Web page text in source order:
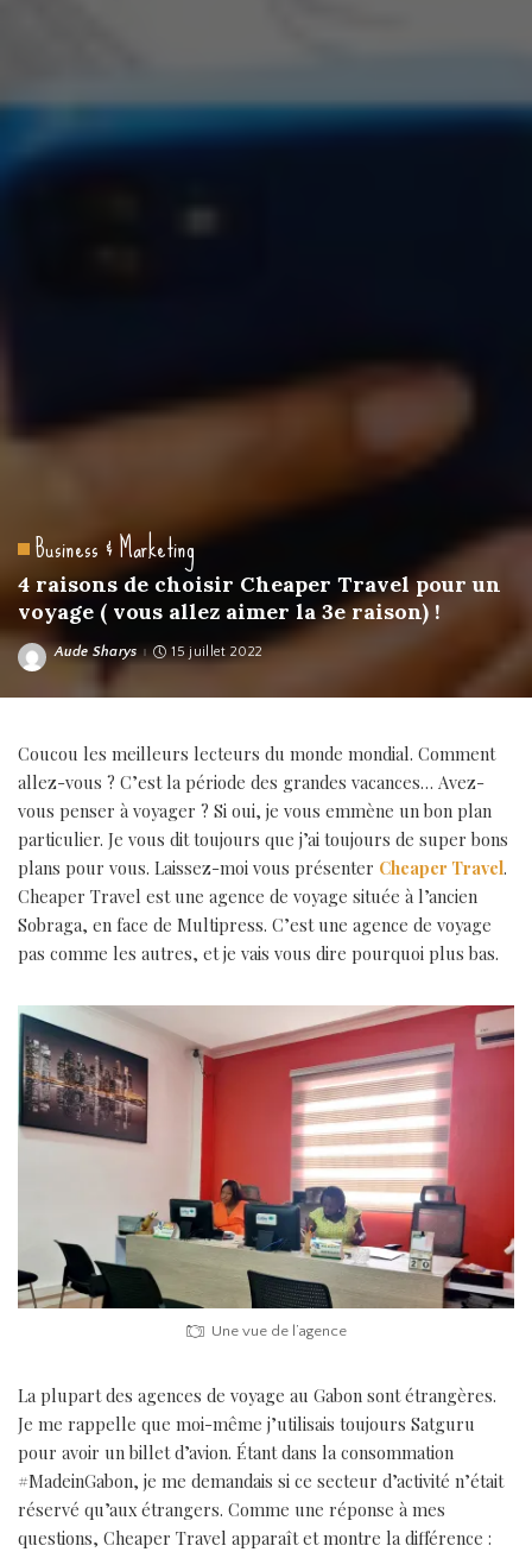
Business & Marketing
4 raisons de choisir Cheaper Travel pour un
voyage ( vous allez aimer la 3e raison) !
Posted
Aude Sharys 15 juillet 2022
Coucou les meilleurs lecteurs du monde mondial. Comment
allez-vous ? C’est la période des grandes vacances… Avez-
vous penser à voyager ? Si oui, je vous emmène un bon plan
particulier. Je vous dit toujours que j’ai toujours de super bons
plans pour vous. Laissez-moi vous présenter Cheaper Travel.
Cheaper Travel est une agence de voyage située à l’ancien
Sobraga, en face de Multipress. C’est une agence de voyage
pas comme les autres, et je vais vous dire pourquoi plus bas.
Une vue de l’agence
La plupart des agences de voyage au Gabon sont étrangères.
Je me rappelle que moi-même j’utilisais toujours Satguru
pour avoir un billet d’avion. Étant dans la consommation
#MadeinGabon, je me demandais si ce secteur d’activité n’était
réservé qu’aux étrangers. Comme une réponse à mes
questions, Cheaper Travel apparaît et montre la différence :